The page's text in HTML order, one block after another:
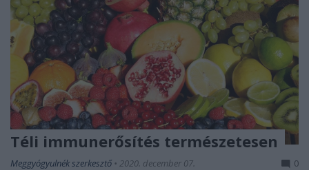
Téli immunerősítés természetesen
Meggyógyulnék szerkesztő • 2020. december 07. 0